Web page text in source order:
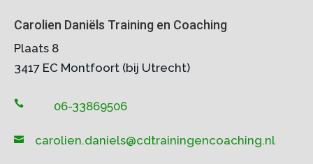
Carolien Daniëls Training en Coaching
Plaats 8
3417 EC Montfoort (bij Utrecht)
 06-33869506
 carolien.daniels@cdtrainingencoaching.nl